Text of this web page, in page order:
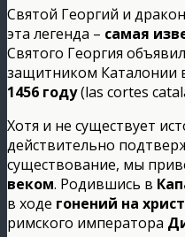
Святой Георгий и
эта легенда – самая
Святого Георгия
защитником Каталонии
1456 году(las cortes
Хотя и не существует
действительно
существование, мы
веком. Родившись в
в ходе гонений на
римского императора